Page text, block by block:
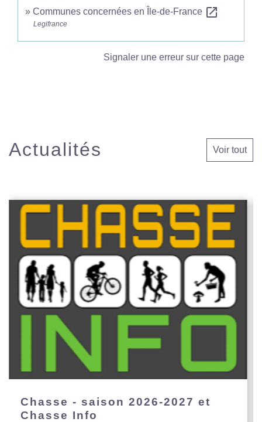
Communes concernées en Île-de-France open_in_new
Legifrance
Signaler une erreur sur cette page
Actualités Voir tout
Chasse - saison 2026-2027 et
Chasse Info